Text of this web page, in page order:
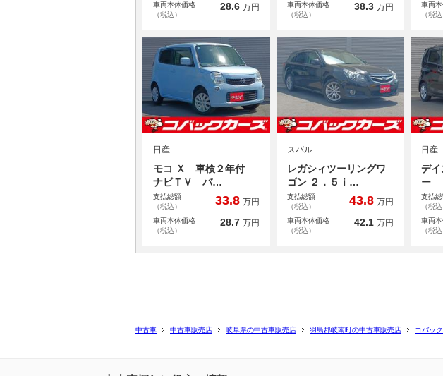
車両本体価格
（税込）
28.6 万円
車両本体価格
（税込）
38.3 万円
車両
（税込
日産
モコ Ｘ 車検２年付
ナビＴＶ バ…
支払総額
（税込）
33.8 万円
車両本体価格
（税込）
28.7 万円
スバル
レガシィツーリングワ
ゴン ２．５ｉ…
支払総額
（税込）
43.8 万円
車両本体価格
（税込）
42.1 万円
日産
デイ
ー
支払
（税込
車両
（税込
中古車 中古車販売店 岐阜県の中古車販売店 羽島郡岐南町の中古車販売店 コバッ